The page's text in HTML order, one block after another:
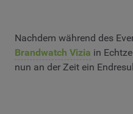
Nachdem während des
Brandwatch Vizia in
nun an der Zeit ein